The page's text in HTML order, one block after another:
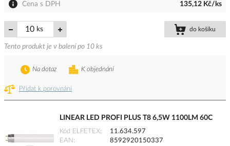
Cena s DPH 135,12 Kč/ks
ks do košíku
Tento produkt je v balení po 10 ks
Přidat k porovnání
K objednání
Na dotaz
LINEAR LED PROFI PLUS T8 6,5W 1100LM 60C
Kód ELFETEX
11.634.597
EAN
8592920150337